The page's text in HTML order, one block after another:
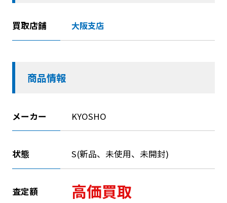
買取店舗 大阪支店
商品情報
メーカー KYOSHO
状態 S(新品、未使用、未開封)
査定額 高価買取